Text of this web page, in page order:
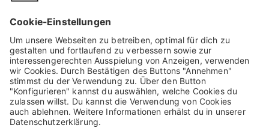
Pixum
Widerrufsbelehrung
Datenschutz